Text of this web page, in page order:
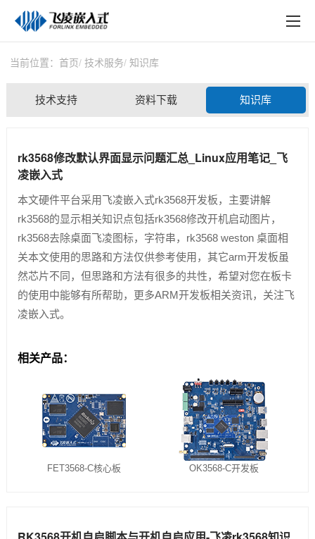
产品中心
在线文档
关于飞凌
淘宝商城
新闻中心
在线购买
当前位置： 首页 技术服务 知识库
技术支持 资料下载 知识库
rk3568修改默认界面显示问题汇总_Linux应用笔记_飞
凌嵌入式
本文硬件平台采用飞凌嵌入式rk3568开发板，主要讲解
rk3568的显示相关知识点包括rk3568修改开机启动图片，
rk3568去除桌面飞凌图标，字符串，rk3568 weston 桌面相
关本文使用的思路和方法仅供参考使用，其它arm开发板虽
然芯片不同，但思路和方法有很多的共性，希望对您在板卡
的使用中能够有所帮助，更多ARM开发板相关资讯，关注飞
凌嵌入式。
相关产品：
FET3568-C核心板 OK3568-C开发板